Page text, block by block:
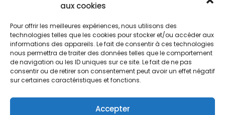
aux cookies
Pour offrir les meilleures expériences, nous utilisons des
technologies telles que les cookies pour stocker et/ou accéder aux
informations des appareils. Le fait de consentir à ces technologies
nous permettra de traiter des données telles que le comportement
de navigation ou les ID uniques sur ce site. Le fait de ne pas
consentir ou de retirer son consentement peut avoir un effet négatif
sur certaines caractéristiques et fonctions.
Accepter
CONTACTEZ-NOUS